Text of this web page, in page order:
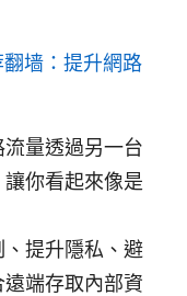
墙：提升網路
量透過另一台
你看起來像是
提升隱私、避
端存取內部資